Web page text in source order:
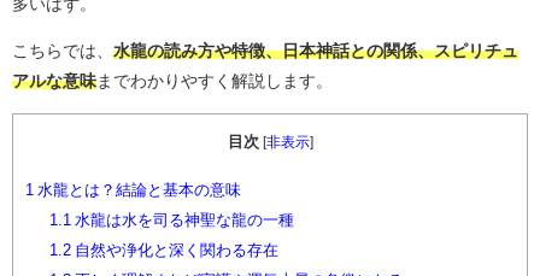
多いはず。
こちらでは、 水龍の読み方や特徴、日本神話との関係、スピリチュ
アルな意味 までわかりやすく解説します。
目次 非表示]
1 水龍とは？結論と基本の意味
1.1 水龍は水を司る神聖な龍の一種
1.2自然や浄化と深く関わる存在